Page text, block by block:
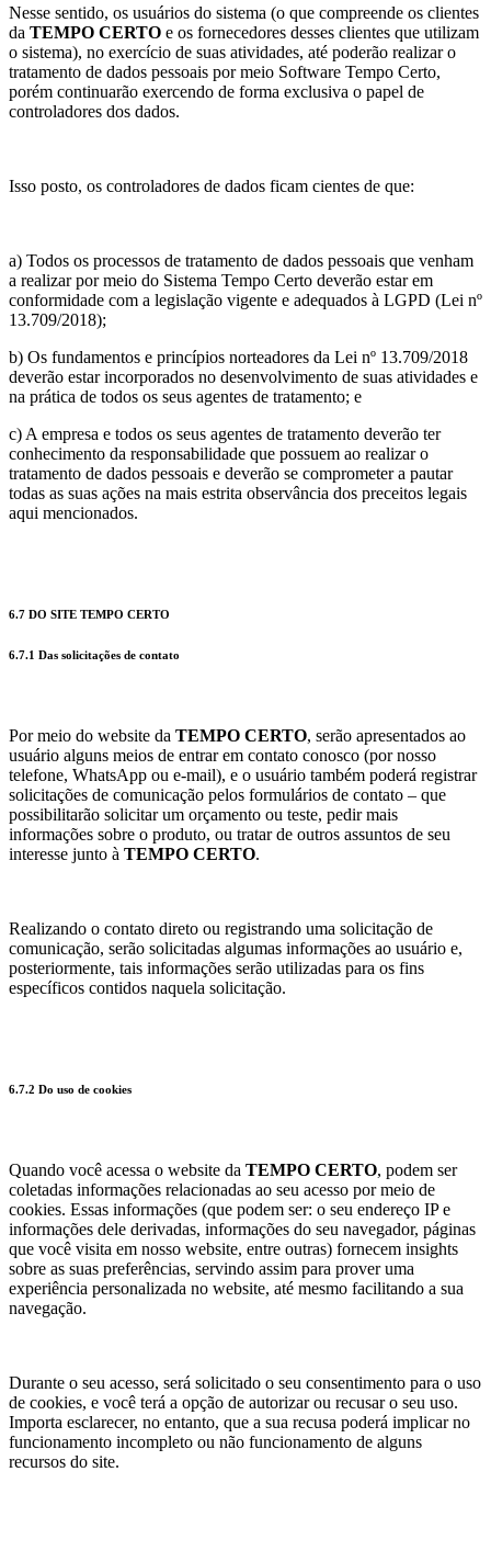
Nesse sentido, os usuários do sistema (o que compreende os clientes
da TEMPO CERTO e os fornecedores desses clientes que utilizam
o sistema), no exercício de suas atividades, até poderão realizar o
tratamento de dados pessoais por meio Software Tempo Certo,
porém continuarão exercendo de forma exclusiva o papel de
controladores dos dados.
Isso posto, os controladores de dados ficam cientes de que:
a) Todos os processos de tratamento de dados pessoais que venham
a realizar por meio do Sistema Tempo Certo deverão estar em
conformidade com a legislação vigente e adequados à LGPD (Lei nº
13.709/2018);
b) Os fundamentos e princípios norteadores da Lei nº 13.709/2018
deverão estar incorporados no desenvolvimento de suas atividades e
na prática de todos os seus agentes de tratamento; e
c) A empresa e todos os seus agentes de tratamento deverão ter
conhecimento da responsabilidade que possuem ao realizar o
tratamento de dados pessoais e deverão se comprometer a pautar
todas as suas ações na mais estrita observância dos preceitos legais
aqui mencionados.
6.7 DO SITE TEMPO CERTO
6.7.1 Das solicitações de contato
Por meio do website da TEMPO CERTO, serão apresentados ao
usuário alguns meios de entrar em contato conosco (por nosso
telefone, WhatsApp ou e-mail), e o usuário também poderá registrar
solicitações de comunicação pelos formulários de contato – que
possibilitarão solicitar um orçamento ou teste, pedir mais
informações sobre o produto, ou tratar de outros assuntos de seu
interesse junto à TEMPO CERTO.
Realizando o contato direto ou registrando uma solicitação de
comunicação, serão solicitadas algumas informações ao usuário e,
posteriormente, tais informações serão utilizadas para os fins
específicos contidos naquela solicitação.
6.7.2 Do uso de cookies
Quando você acessa o website da TEMPO CERTO, podem ser
coletadas informações relacionadas ao seu acesso por meio de
cookies. Essas informações (que podem ser: o seu endereço IP e
informações dele derivadas, informações do seu navegador, páginas
que você visita em nosso website, entre outras) fornecem insights
sobre as suas preferências, servindo assim para prover uma
experiência personalizada no website, até mesmo facilitando a sua
navegação.
Durante o seu acesso, será solicitado o seu consentimento para o uso
de cookies, e você terá a opção de autorizar ou recusar o seu uso.
Importa esclarecer, no entanto, que a sua recusa poderá implicar no
funcionamento incompleto ou não funcionamento de alguns
recursos do site.